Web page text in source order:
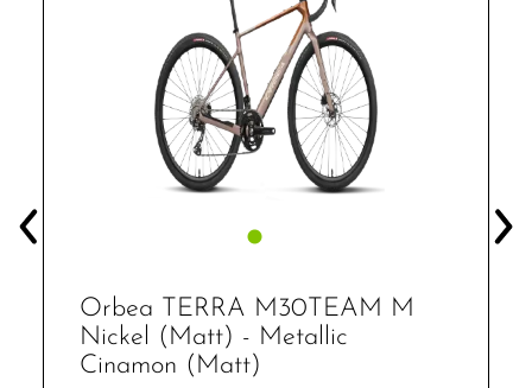
Orbea TERRA M30TEAM M
Nickel (Matt) - Metallic
Cinamon (Matt)